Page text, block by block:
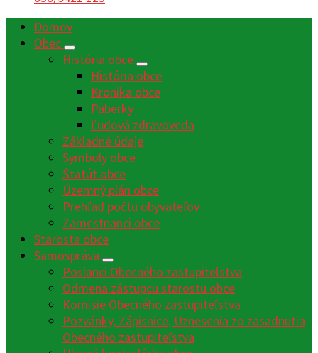
Domov
Obec
História obce
História obce
Kronika obce
Paberky
Ľudová zdravoveda
Základné údaje
Symboly obce
Štatút obce
Územný plán obce
Prehľad počtu obyvateľov
Zamestnanci obce
Starosta obce
Samospráva
Poslanci Obecného zastupiteľstva
Odmena zástupcu starostu obce
Komisie Obecného zastupiteľstva
Pozvánky, Zápisnice, Uznesenia zo zasadnutia
Obecného zastupiteľstva